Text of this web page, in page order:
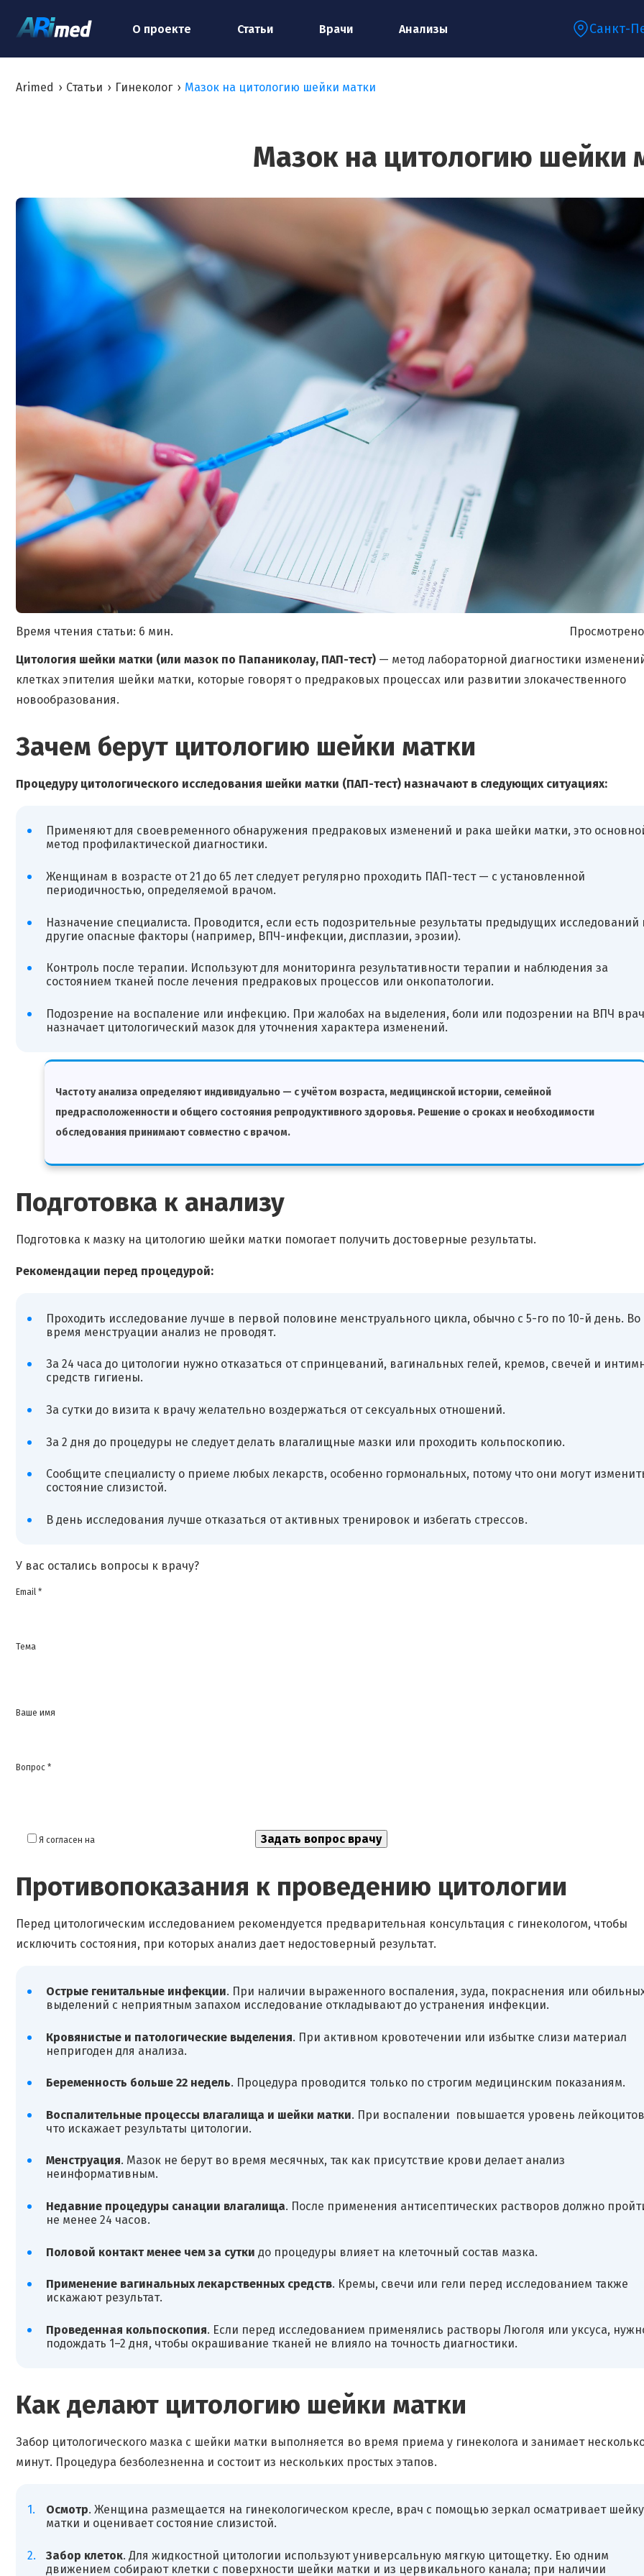
О проекте Статьи Врачи Анализы Санкт-
Arimed › Статьи › Гинеколог › Мазок на цитологию шейки матки
Мазок на цитологию шейки
Время чтения статьи: 6 мин.
Цитология шейки матки (или мазок по Папаниколау, ПАП-тест) — метод лабораторной диагностики
клетках эпителия шейки матки, которые говорят о предраковых процессах или развитии злокачественного
новообразования.
Зачем берут цитологию шейки матки
Процедуру цитологического исследования шейки матки (ПАП-тест) назначают в следующих ситуациях:
Применяют для своевременного обнаружения предраковых изменений и рака шейки матки, это
метод профилактической диагностики.
Женщинам в возрасте от 21 до 65 лет следует регулярно проходить ПАП-тест — с установленной
периодичностью, определяемой врачом.
Назначение специалиста. Проводится, если есть подозрительные результаты предыдущих исследований
другие опасные факторы (например, ВПЧ-инфекции, дисплазии, эрозии).
Контроль после терапии. Используют для мониторинга результативности терапии и наблюдения за
состоянием тканей после лечения предраковых процессов или онкопатологии.
Подозрение на воспаление или инфекцию. При жалобах на выделения, боли или подозрении на ВПЧ врач
назначает цитологический мазок для уточнения характера изменений.
Частоту анализа определяют индивидуально — с учётом возраста, медицинской истории, семейной
предрасположенности и общего состояния репродуктивного здоровья. Решение о сроках и необходимости
обследования принимают совместно с врачом.
Подготовка к анализу
Подготовка к мазку на цитологию шейки матки помогает получить достоверные результаты.
Рекомендации перед процедурой:
Проходить исследование лучше в первой половине менструального цикла, обычно с 5-го по 10-й день. Во
время менструации анализ не проводят.
За 24 часа до цитологии нужно отказаться от спринцеваний, вагинальных гелей, кремов, свечей и
средств гигиены.
За сутки до визита к врачу желательно воздержаться от сексуальных отношений.
За 2 дня до процедуры не следует делать влагалищные мазки или проходить кольпоскопию.
Сообщите специалисту о приеме любых лекарств, особенно гормональных, потому что они могут
состояние слизистой.
В день исследования лучше отказаться от активных тренировок и избегать стрессов.
У вас остались вопросы к врачу?
Email *
Тема
Ваше имя
Вопрос *
Я согласен на
Противопоказания к проведению цитологии
Перед цитологическим исследованием рекомендуется предварительная консультация с гинекологом, чтобы
исключить состояния, при которых анализ дает недостоверный результат.
Острые генитальные инфекции. При наличии выраженного воспаления, зуда, покраснения или
выделений с неприятным запахом исследование откладывают до устранения инфекции.
Кровянистые и патологические выделения. При активном кровотечении или избытке слизи материал
непригоден для анализа.
Беременность больше 22 недель. Процедура проводится только по строгим медицинским показаниям.
Воспалительные процессы влагалища и шейки матки. При воспалении повышается уровень
что искажает результаты цитологии.
Менструация. Мазок не берут во время месячных, так как присутствие крови делает анализ
неинформативным.
Недавние процедуры санации влагалища. После применения антисептических растворов должно
не менее 24 часов.
Половой контакт менее чем за сутки до процедуры влияет на клеточный состав мазка.
Применение вагинальных лекарственных средств. Кремы, свечи или гели перед исследованием также
искажают результат.
Проведенная кольпоскопия. Если перед исследованием применялись растворы Люголя или уксуса,
подождать 1–2 дня, чтобы окрашивание тканей не влияло на точность диагностики.
Как делают цитологию шейки матки
Забор цитологического мазка с шейки матки выполняется во время приема у гинеколога и занимает
минут. Процедура безболезненна и состоит из нескольких простых этапов.
Осмотр. Женщина размещается на гинекологическом кресле, врач с помощью зеркал осматривает шейку
матки и оценивает состояние слизистой.
Забор клеток. Для жидкостной цитологии используют универсальную мягкую цитощетку. Ею одним
движением собирают клетки с поверхности шейки матки и из цервикального канала; при наличии
Ваш e-mail:*
Я согласен на обработку моих персональных данных